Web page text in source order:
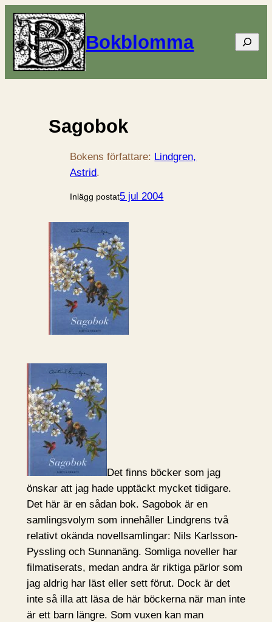
Bokblomma Sök
Sagobok
Bokens författare: Lindgren,
Astrid.
Inlägg postat5 jul 2004
Det finns böcker som jag
önskar att jag hade upptäckt mycket tidigare.
Det här är en sådan bok. Sagobok är en
samlingsvolym som innehåller Lindgrens två
relativt okända novellsamlingar: Nils Karlsson-
Pyssling och Sunnanäng. Somliga noveller har
filmatiserats, medan andra är riktiga pärlor som
jag aldrig har läst eller sett förut. Dock är det
inte så illa att läsa de här böckerna när man inte
är ett barn längre. Som vuxen kan man